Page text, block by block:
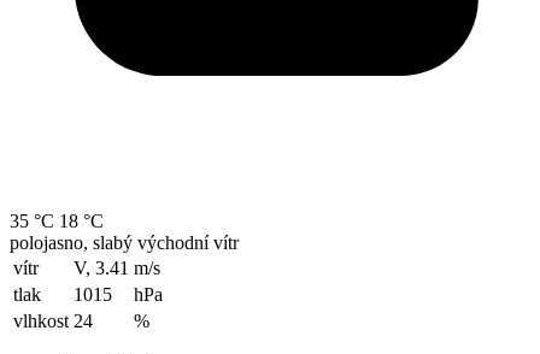
35 °C 18 °C
polojasno, slabý východní vítr
vítr
V, 3.41 m/s
tlak
1015
hPa
vlhkost 24 %